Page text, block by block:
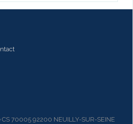
70005 92200 NEUILLY-SUR-SEINE